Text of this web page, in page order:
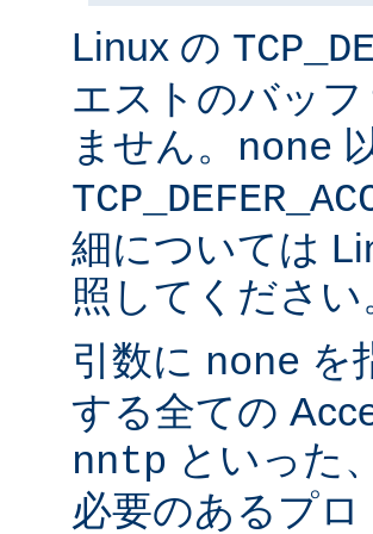
Linux の
エストのバッ
ません。 none
細については
照してください
引数に none を
する全ての
nntp といった
必要のあるプ